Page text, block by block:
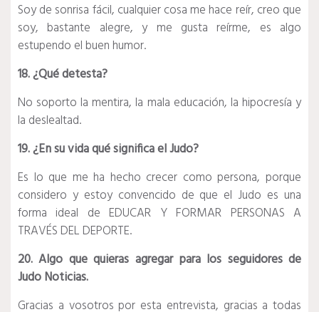
Soy de sonrisa fácil, cualquier cosa me hace reír, creo que
soy, bastante alegre, y me gusta reírme, es algo
estupendo el buen humor.
18. ¿Qué detesta?
No soporto la mentira, la mala educación, la hipocresía y
la deslealtad.
19. ¿En su vida qué significa el Judo?
Es lo que me ha hecho crecer como persona, porque
considero y estoy convencido de que el Judo es una
forma ideal de EDUCAR Y FORMAR PERSONAS A
TRAVÉS DEL DEPORTE.
20. Algo que quieras agregar para los seguidores de
Judo Noticias.
Gracias a vosotros por esta entrevista, gracias a todas